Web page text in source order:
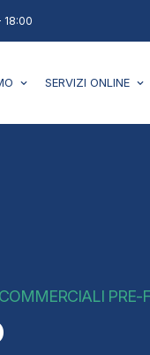
18:00
SERVIZI ONLINE
PRE-